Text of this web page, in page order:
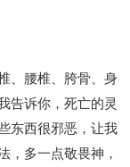
、腰椎、胯骨、身
告诉你，死亡的灵
东西很邪恶，让我
，多一点敬畏神，